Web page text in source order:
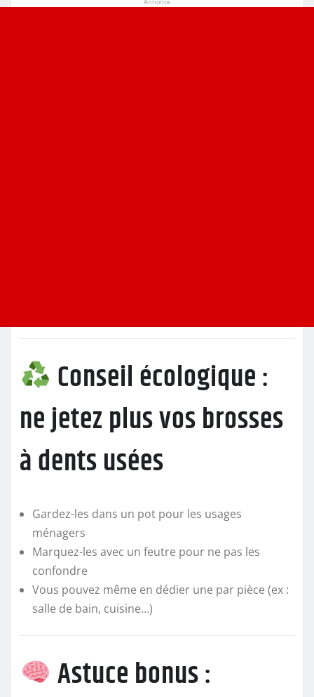
Annonce
Conseil écologique :
ne jetez plus vos brosses
à dents usées
Gardez-les dans un pot pour les usages
ménagers
Marquez-les avec un feutre pour ne pas les
confondre
Vous pouvez même en dédier une par pièce (ex :
salle de bain, cuisine…)
Astuce bonus :